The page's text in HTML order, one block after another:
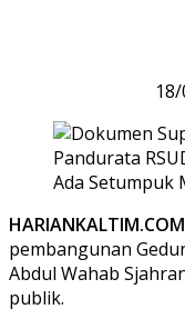
HARIANKALTIM.COM
pembangunan
Abdul Wahab
publik.